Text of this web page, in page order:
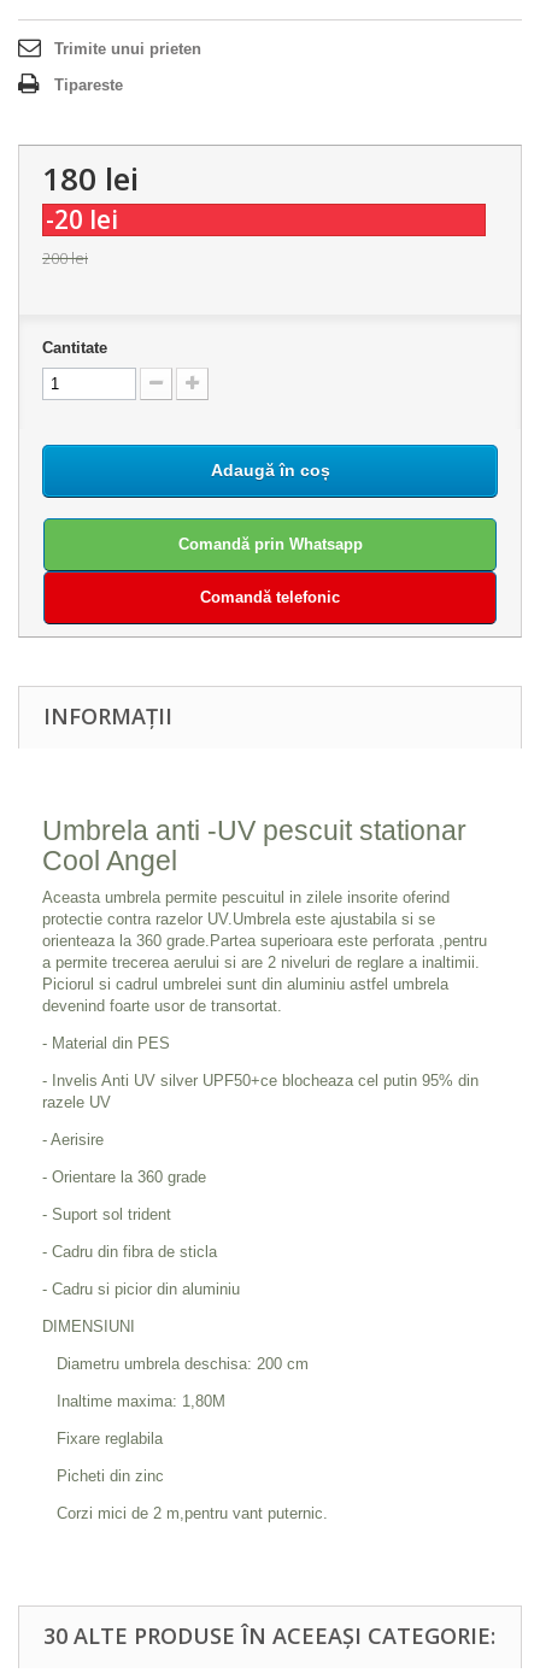
Trimite unui prieten
Tipareste
180 lei
-20 lei
200 lei
Cantitate
Adaugă în coș
Comandă prin Whatsapp
Comandă telefonic
INFORMAȚII
Umbrela anti -UV pescuit stationar
Cool Angel
Aceasta umbrela permite pescuitul in zilele insorite oferind
protectie contra razelor UV.Umbrela este ajustabila si se
orienteaza la 360 grade.Partea superioara este perforata ,pentru
a permite trecerea aerului si are 2 niveluri de reglare a inaltimii.
Piciorul si cadrul umbrelei sunt din aluminiu astfel umbrela
devenind foarte usor de transortat.
- Material din PES
- Invelis Anti UV silver UPF50+ce blocheaza cel putin 95% din
razele UV
- Aerisire
- Orientare la 360 grade
- Suport sol trident
- Cadru din fibra de sticla
- Cadru si picior din aluminiu
DIMENSIUNI
Diametru umbrela deschisa: 200 cm
Inaltime maxima: 1,80M
Fixare reglabila
Picheti din zinc
Corzi mici de 2 m,pentru vant puternic.
30 ALTE PRODUSE ÎN ACEEAȘI CATEGORIE: